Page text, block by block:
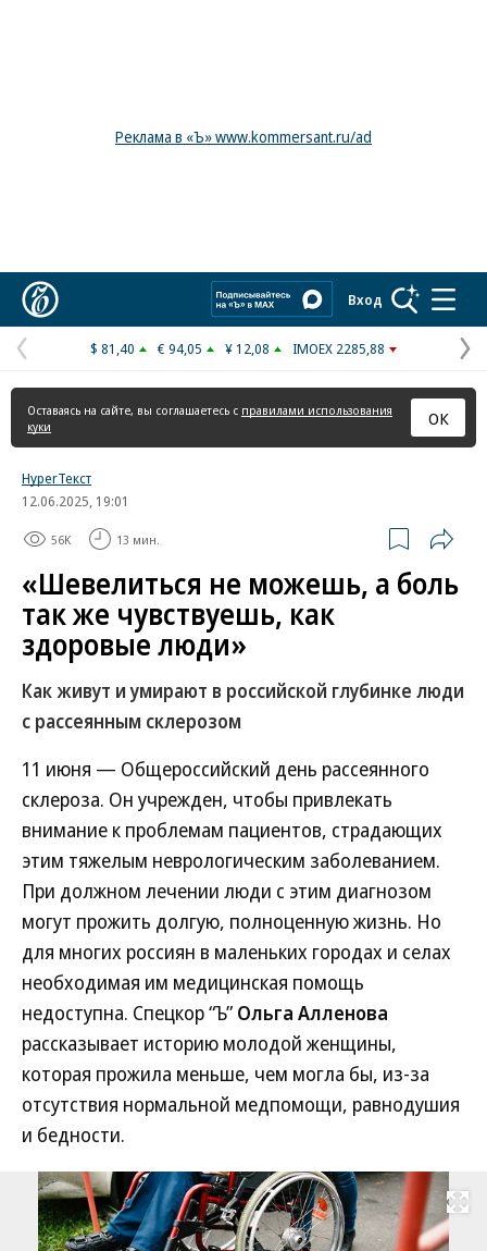
Реклама в «Ъ» www.kommersant.ru/ad
Вход
Предыдущая
страница
$ 81,40 € 94,05 ¥ 12,08 IMOEX 2285,88
Оставаясь на сайте, вы соглашаетесь с правилами использования
куки
ОК
HyperТекст
12.06.2025, 19:01
56K 13 мин.
«Шевелиться не можешь, а боль
так же чувствуешь, как
здоровые люди»
Как живут и умирают в российской глубинке люди
с рассеянным склерозом
11 июня — Общероссийский день рассеянного
склероза. Он учрежден, чтобы привлекать
внимание к проблемам пациентов, страдающих
этим тяжелым неврологическим заболеванием.
При должном лечении люди с этим диагнозом
могут прожить долгую, полноценную жизнь. Но
для многих россиян в маленьких городах и селах
необходимая им медицинская помощь
недоступна. Спецкор “Ъ” Ольга Алленова
рассказывает историю молодой женщины,
которая прожила меньше, чем могла бы, из-за
отсутствия нормальной медпомощи, равнодушия
и бедности.
Развернуть